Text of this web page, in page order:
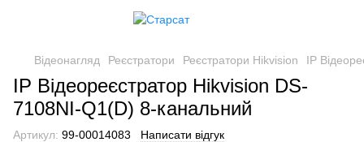
Відеонагляд Реєстратори Реєстратори Hikvision IP
IP Відеореєстратор Hikvision DS-
7108NI-Q1(D) 8-канальний
Артикул: 99-00014083 Написати відгук